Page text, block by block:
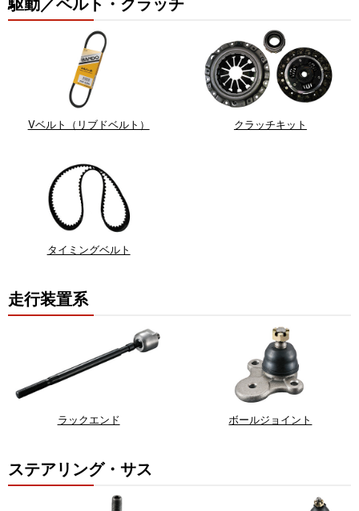
Vベルト（リブドベルト） クラッチキット
タイミングベルト
走行装置系
ラックエンド ボールジョイント
ステアリング・サス